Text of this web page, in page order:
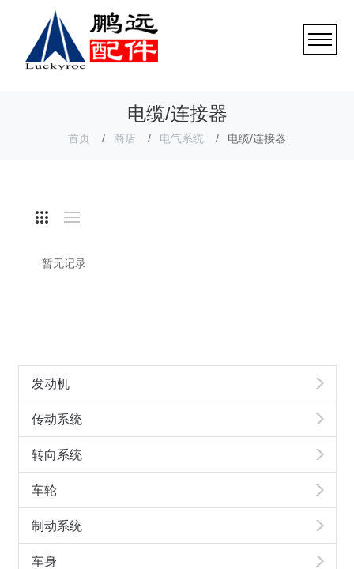
电缆/连接器
首页 商店 电气系统 电缆/连接器
发动机
传动系统
转向系统
车轮
制动系统
车身
暂无记录